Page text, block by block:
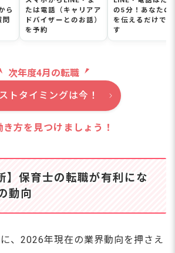
ながら副業はできますか？
かせる仕事はたくさんある！一歩
ら
たは電話（キャリアア
ドバイザーとのお話）
を予約
の5分！あなたの
を伝えるだけで
す
次年度4月の転職
トタイミングは今！
き方を見つけましょう！
】保育士の転職が有利にな
動向
、2026年現在の業界動向を押さえ